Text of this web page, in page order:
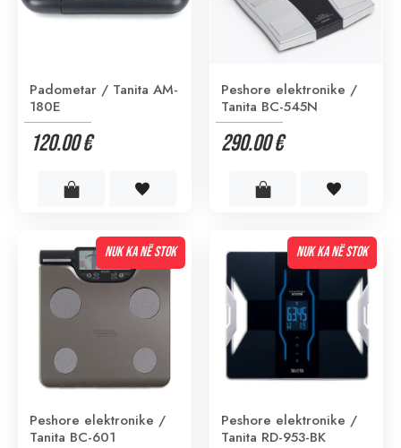
Padometar / Tanita AM-
180E
120.00 €
Peshore elektronike /
Tanita BC-545N
290.00 €
NUK KA NË STOK
Peshore elektronike /
Tanita BC-601
NUK KA NË STOK
Peshore elektronike /
Tanita RD-953-BK